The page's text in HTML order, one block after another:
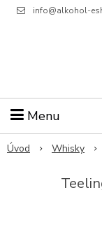
info@alkohol-
Menu
Úvod Whisky